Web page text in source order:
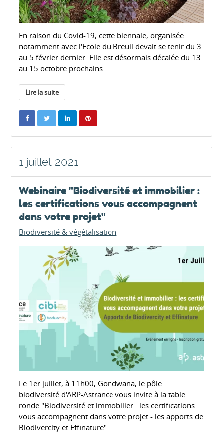
En raison du Covid-19, cette biennale, organisée
notamment avec l'Ecole du Breuil devait se tenir du 3
au 5 février dernier. Elle est désormais décalée du 13
au 15 octobre prochains.
Lire la suite
1 juillet 2021
Webinaire "Biodiversité et immobilier :
les certifications vous accompagnent
dans votre projet"
Biodiversité & végétalisation
Le 1er juillet, à 11h00, Gondwana, le pôle
biodiversité d'ARP-Astrance vous invite à la table
ronde "Biodiversité et immobilier : les certifications
vous accompagnent dans votre projet - les apports de
Biodivercity et Effinature".